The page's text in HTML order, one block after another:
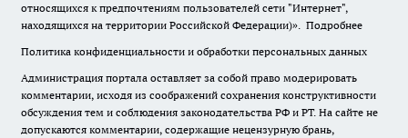
относящихся к предпочтениям пользователей сети "Интернет",
находящихся на территории Российской Федерации)». Подробнее
Политика конфиденциальности и обработки персональных данных
Администрация портала оставляет за собой право модерировать
комментарии, исходя из соображений сохранения конструктивности
обсуждения тем и соблюдения законодательства РФ и РТ. На сайте не
допускаются комментарии, содержащие нецензурную брань,